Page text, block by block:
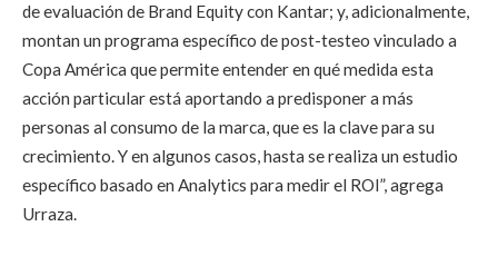
de evaluación de Brand Equity con Kantar; y, adicionalmente,
montan un programa específico de post-testeo vinculado a
Copa América que permite entender en qué medida esta
acción particular está aportando a predisponer a más
personas al consumo de la marca, que es la clave para su
crecimiento. Y en algunos casos, hasta se realiza un estudio
específico basado en Analytics para medir el ROI”, agrega
Urraza.